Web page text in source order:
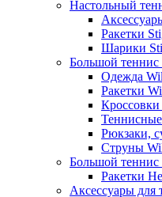
Настольный
Ракетки
Шарики
Большой теннис
Одежда
Ракетки
Кроссовки
Рюкзаки,
Струны
Большой теннис
Ракетки
Аксессуары для